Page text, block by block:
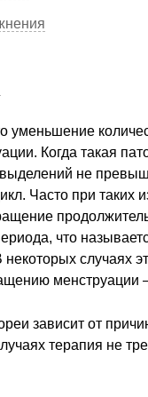
уменьшение
Когда такая
выделений не
Часто при таких
что
случаях
менструации
зависит от
терапия не